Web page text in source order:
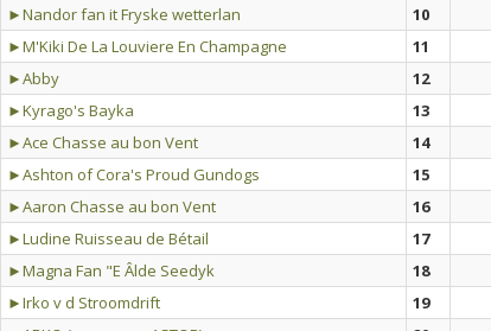
►Nandor fan it Fryske wetterlan
10
►M'Kiki De La Louviere En Champagne
11
►Abby
12
►Kyrago's Bayka
13
►Ace Chasse au bon Vent
14
►Ashton of Cora's Proud Gundogs
15
►Aaron Chasse au bon Vent
16
►Ludine Ruisseau de Bétail
17
►Magna Fan "E Âlde Seedyk
18
►Irko v d Stroomdrift
19